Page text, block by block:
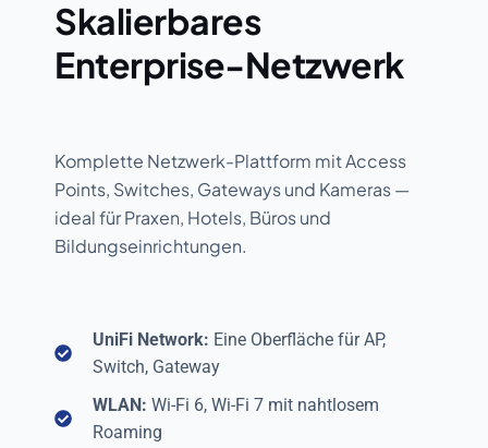
Skalierbares
Enterprise-Netzwerk
Komplette Netzwerk-Plattform mit Access
Points, Switches, Gateways und Kameras —
ideal für Praxen, Hotels, Büros und
Bildungseinrichtungen.
UniFi Network: Eine Oberfläche für AP,
Switch, Gateway
WLAN: Wi-Fi 6, Wi-Fi 7 mit nahtlosem
Roaming